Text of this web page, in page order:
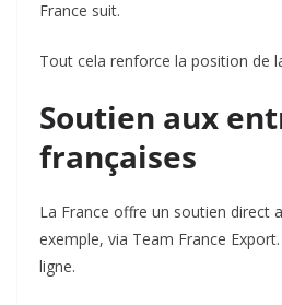
France suit.
Tout cela renforce la position de
Soutien aux
françaises
La France offre un soutien direct
exemple, via Team France
ligne.